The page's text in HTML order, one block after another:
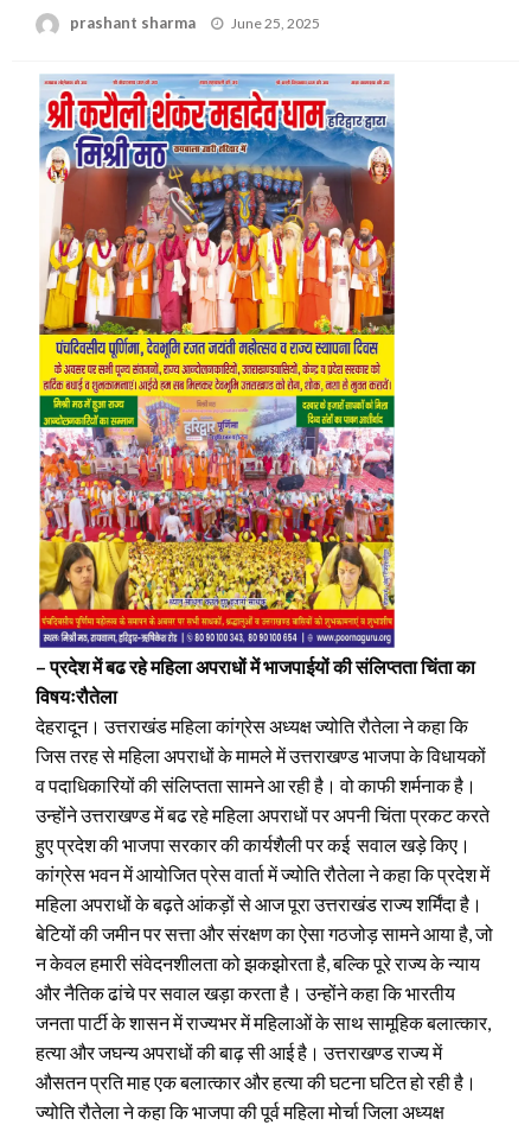
prashant sharma
Posted
June 25, 2025
– प्रदेश में बढ रहे महिला अपराधों में भाजपाईयों की संलिप्तता चिंता का
विषयःरौतेला
देहरादून। उत्तराखंड महिला कांग्रेस अध्यक्ष ज्योति रौतेला ने कहा कि
जिस तरह से महिला अपराधों के मामले में उत्तराखण्ड भाजपा के विधायकों
व पदाधिकारियों की संलिप्तता सामने आ रही है। वो काफी शर्मनाक है।
उन्होंने उत्तराखण्ड में बढ रहे महिला अपराधों पर अपनी चिंता प्रकट करते
हुए प्रदेश की भाजपा सरकार की कार्यशैली पर कई सवाल खड़े किए।
कांग्रेस भवन में आयोजित प्रेस वार्ता में ज्योति रौतेला ने कहा कि प्रदेश में
महिला अपराधों के बढ़ते आंकड़ों से आज पूरा उत्तराखंड राज्य शर्मिंदा है।
बेटियों की जमीन पर सत्ता और संरक्षण का ऐसा गठजोड़ सामने आया है, जो
न केवल हमारी संवेदनशीलता को झकझोरता है, बल्कि पूरे राज्य के न्याय
और नैतिक ढांचे पर सवाल खड़ा करता है। उन्होंने कहा कि भारतीय
जनता पार्टी के शासन में राज्यभर में महिलाओं के साथ सामूहिक बलात्कार,
हत्या और जघन्य अपराधों की बाढ़ सी आई है। उत्तराखण्ड राज्य में
औसतन प्रति माह एक बलात्कार और हत्या की घटना घटित हो रही है।
ज्योति रौतेला ने कहा कि भाजपा की पूर्व महिला मोर्चा जिला अध्यक्ष